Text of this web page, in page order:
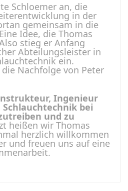
Schloemer an, die
in der
gemeinsam in die
Idee, die Thomas
stieg er Anfang
Abteilungsleister in
ein.
Nachfolge von Peter
Ingenieur
Schlauchtechnik bei
und zu
heißen wir Thomas
herzlich willkommen
und freuen uns auf eine